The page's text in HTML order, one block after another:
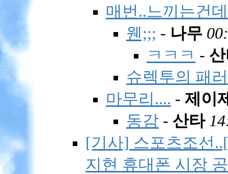
매번..느끼는건
웬;;; - 나무
ㅋㅋㅋ -
슈렉투의 패
마무리.... - 제이
동감 - 산타
[기사] 스포츠조선
지현 휴대폰 시장